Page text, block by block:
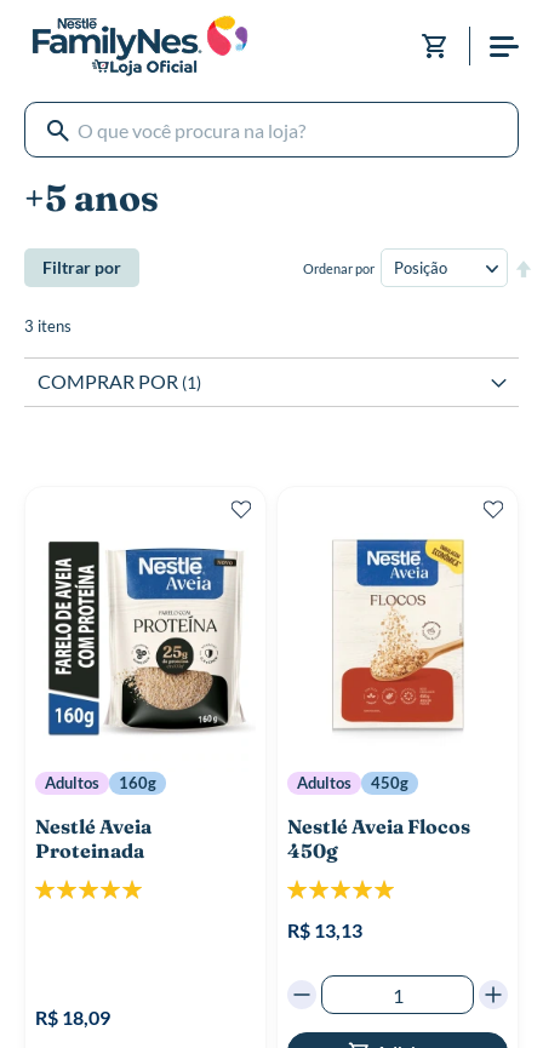
para
Meu
+5 anos
3 itens
Ordenar por
Adultos 160g
Nestlé Aveia
Proteinada
Classificação:
R$ 18,09
Adultos 450g
Nestlé Aveia Flocos
450g
Classificação:
R$ 13,13
Filtrar por
COMPRAR POR